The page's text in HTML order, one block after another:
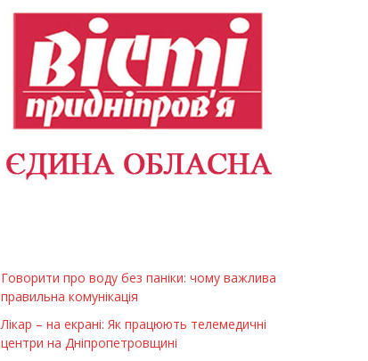
Говорити про воду без паніки: чому важлива
правильна комунікація
Лікар – на екрані: Як працюють телемедичні
центри на Дніпропетровщині